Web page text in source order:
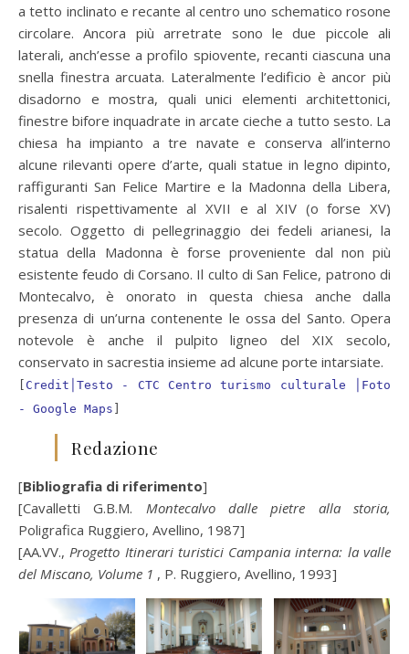
a tetto inclinato e recante al centro uno schematico rosone
circolare. Ancora più arretrate sono le due piccole ali
laterali, anch’esse a profilo spiovente, recanti ciascuna una
snella finestra arcuata. Lateralmente l’edificio è ancor più
disadorno e mostra, quali unici elementi architettonici,
finestre bifore inquadrate in arcate cieche a tutto sesto. La
chiesa ha impianto a tre navate e conserva all’interno
alcune rilevanti opere d’arte, quali statue in legno dipinto,
raffiguranti San Felice Martire e la Madonna della Libera,
risalenti rispettivamente al XVII e al XIV (o forse XV)
secolo. Oggetto di pellegrinaggio dei fedeli arianesi, la
statua della Madonna è forse proveniente dal non più
esistente feudo di Corsano. Il culto di San Felice, patrono di
Montecalvo, è onorato in questa chiesa anche dalla
presenza di un’urna contenente le ossa del Santo. Opera
notevole è anche il pulpito ligneo del XIX secolo,
conservato in sacrestia insieme ad alcune porte intarsiate.
Credit│Testo - CTC Centro turismo culturale │Foto
- Google Maps
Redazione
[Bibliografia di riferimento]
[Cavalletti G.B.M. Montecalvo dalle pietre alla storia,
Poligrafica Ruggiero, Avellino, 1987]
[AA.VV.,Progetto Itinerari turistici Campania interna: la valle
del Miscano, Volume 1 , P. Ruggiero, Avellino, 1993]